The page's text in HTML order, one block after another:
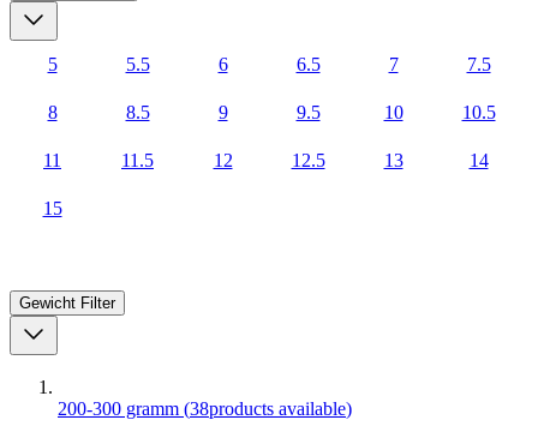
5 5.5 6 6.5 7 7.5
8 8.5 9 9.5 10 10.5
11 11.5 12 12.5 13 14
15
Gewicht Filter
200-300 gramm (38products available)